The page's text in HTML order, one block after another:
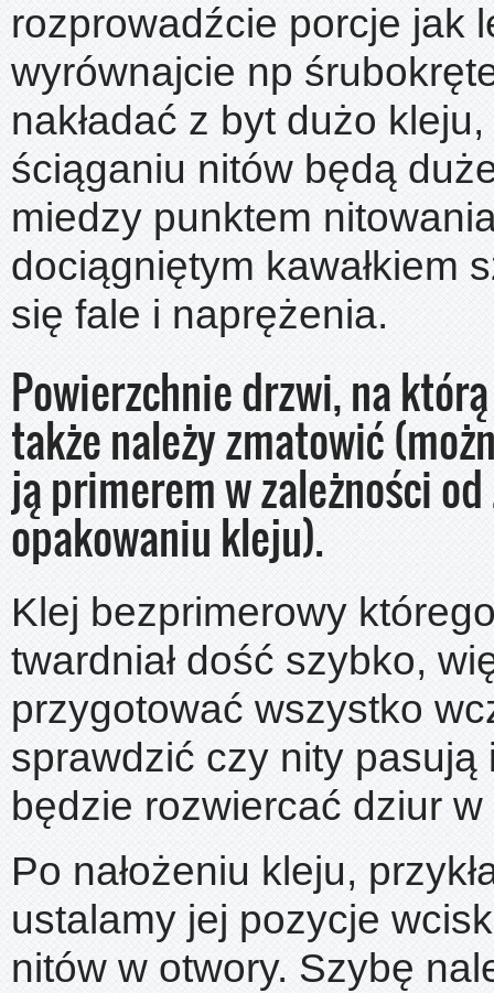
rozprowadźcie porcje jak
wyrównajcie np
nakładać z byt dużo
ściąganiu nitów będą
miedzy punktem
dociągniętym kawałkiem
się fale i naprężenia.
Powierzchnie drzwi, na
także należy zmatowić
ją primerem w zależności
opakowaniu kleju).
Klej bezprimerowy
twardniał dość szybko,
przygotować wszystko
sprawdzić czy nity pasują
będzie rozwiercać dziur
Po nałożeniu kleju,
ustalamy jej pozycje
nitów w otwory. Szybę